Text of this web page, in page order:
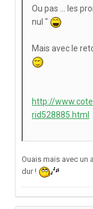
Ou pas ... les
nul "
Mais avec le
http://
rid528885.html
Ouais mais avec un
dur !